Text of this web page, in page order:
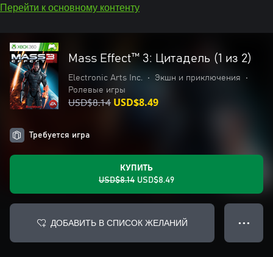
Перейти к основному контенту
Mass Effect™ 3: Цитадель (1 из 2)
Electronic Arts Inc. • Экшн и приключения
•
Ролевые игры
USD$8.14 USD$8.49
Требуется игра
КУПИТЬ
USD$8.14 USD$8.49
ДОБАВИТЬ В СПИСОК ЖЕЛАНИЙ ● ● ●